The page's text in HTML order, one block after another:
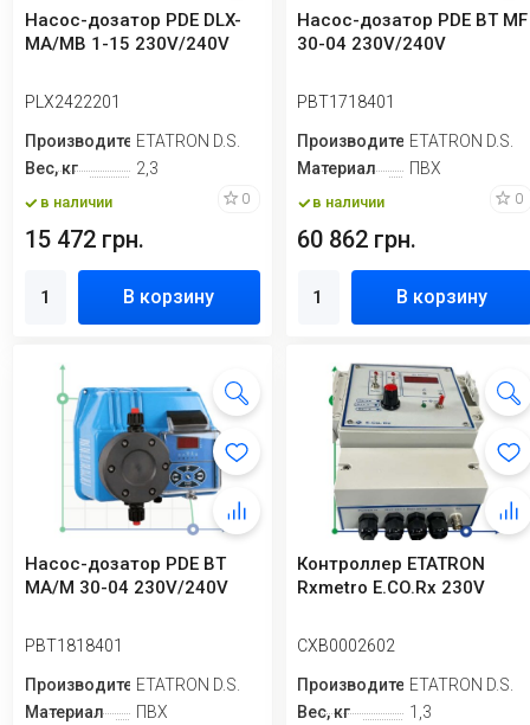
Насос-дозатор PDE DLX-
MA/MB 1-15 230V/240V
PLX2422201
ПроизводительETATRON D.S.
Вес, кг
2,3
в наличии 0
15 472 грн.
В корзину
Насос-дозатор PDE BT MF
30-04 230V/240V
PBT1718401
ПроизводительETATRON D.S.
Материал
ПВХ
в наличии 0
60 862 грн.
В корзину
Насос-дозатор PDE BT
MA/M 30-04 230V/240V
PBT1818401
ПроизводительETATRON D.S.
Материал
ПВХ
Контроллер ETATRON
Rxmetro E.CO.Rx 230V
CXB0002602
ПроизводительETATRON D.S.
Вес, кг
1,3